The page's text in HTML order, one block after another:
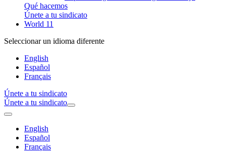
Qué hacemos
Únete a tu sindicato
World 11
Seleccionar un idioma diferente
English
Español
Français
Únete a tu sindicato
Únete a tu sindicato
English
Español
Français